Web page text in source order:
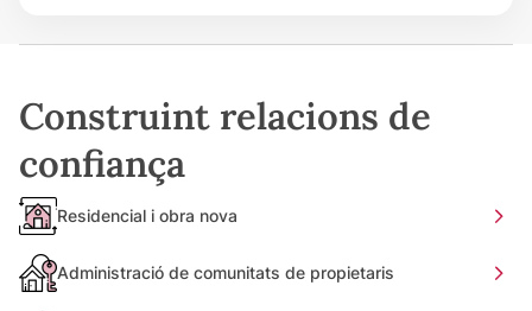
Construint relacions de
confiança
Residencial i obra nova
Administració de comunitats de propietaris